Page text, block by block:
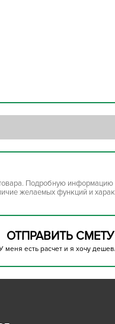
Подробную информацию
желаемых функций и
ОТПРАВИТЬ СМЕТУ
меня есть расчет и я хочу